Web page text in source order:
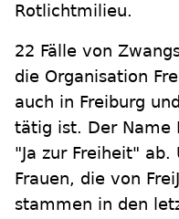
Rotlichtmilieu.
22 Fälle von
die Organisation
auch in Freiburg
tätig ist. Der Name
"Ja zur Freiheit"
Frauen, die von
stammen in den